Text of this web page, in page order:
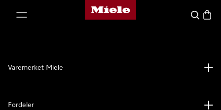
Mieles hjemmeside
Søk
Varemerket Miele
Fordeler